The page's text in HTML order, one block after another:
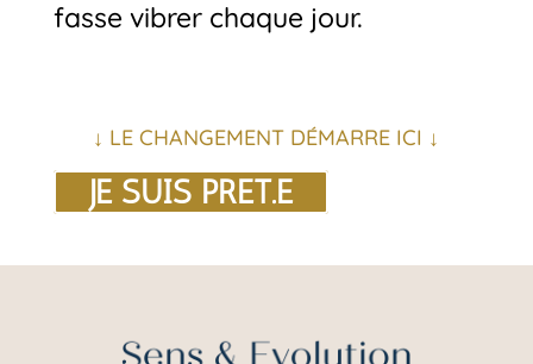
fasse vibrer chaque jour.
↓ LE CHANGEMENT DÉMARRE ICI ↓
JE SUIS PRET.E